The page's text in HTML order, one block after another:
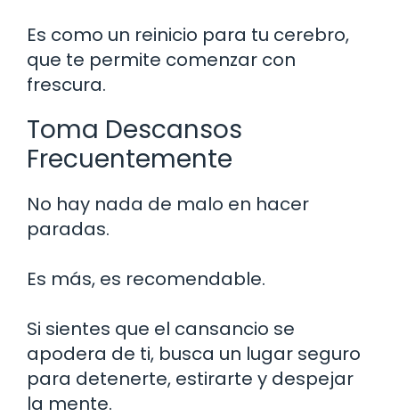
Es como un reinicio para tu cerebro,
que te permite comenzar con
frescura.
Toma Descansos
Frecuentemente
No hay nada de malo en hacer
paradas.
Es más, es recomendable.
Si sientes que el cansancio se
apodera de ti, busca un lugar seguro
para detenerte, estirarte y despejar
la mente.